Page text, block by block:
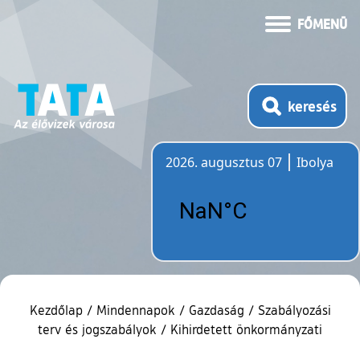
FŐMENÜ
keresés
2026. augusztus 07
Ibolya
Kezdőlap / Mindennapok / Gazdaság / Szabályozási
terv és jogszabályok / Kihirdetett önkormányzati